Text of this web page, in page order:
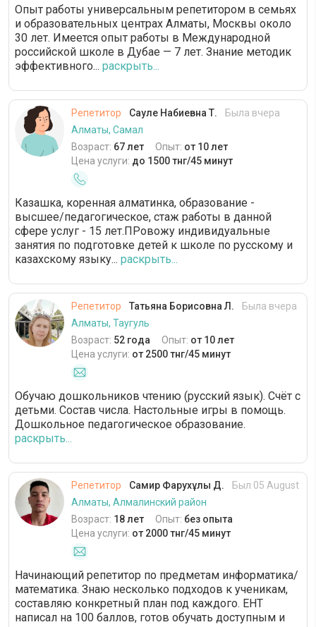
Опыт работы универсальным репетитором в семьях
и образовательных центрах Алматы, Москвы около
30 лет. Имеется опыт работы в Международной
российской школе в Дубае — 7 лет. Знание методик
эффективного... раскрыть...
Репетитор Сауле Набиевна Т.
Была вчера
Алматы, Самал
Возраст: 67 лет Опыт: от 10 лет
Цена услуги: до 1500 тнг/45 минут
Казашка, коренная алматинка, образование -
высшее/педагогическое, стаж работы в данной
сфере услуг - 15 лет.ПРовожу индивидуальные
занятия по подготовке детей к школе по русскому и
казахскому языку... раскрыть...
Репетитор Татьяна Борисовна Л.
Была вчера
Алматы, Таугуль
Возраст: 52 года Опыт: от 10 лет
Цена услуги: от 2500 тнг/45 минут
Обучаю дошкольников чтению (русский язык). Счёт с
детьми. Состав числа. Настольные игры в помощь.
Дошкольное педагогическое образование.
раскрыть...
Репетитор Самир Фарухұлы Д.
Был 05 August
Алматы, Алмалинский район
Возраст: 18 лет Опыт: без опыта
Цена услуги: от 2000 тнг/45 минут
Начинающий репетитор по предметам информатика/
математика. Знаю несколько подходов к ученикам,
составляю конкретный план под каждого. ЕНТ
написал на 100 баллов, готов обучать доступным и